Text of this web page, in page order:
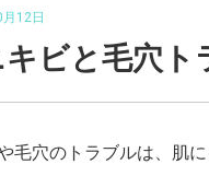
12日
キビと毛穴
毛穴のトラブルは、肌